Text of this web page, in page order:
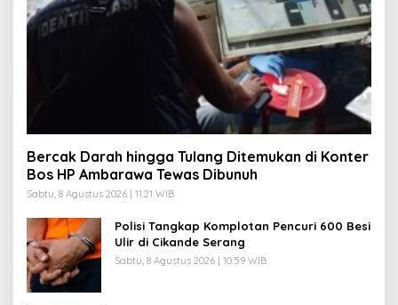
Bercak Darah hingga Tulang Ditemukan di Konter
Bos HP Ambarawa Tewas Dibunuh
Sabtu, 8 Agustus 2026 | 11:21 WIB
Polisi Tangkap Komplotan Pencuri 600 Besi
Ulir di Cikande Serang
Sabtu, 8 Agustus 2026 | 10:59 WIB